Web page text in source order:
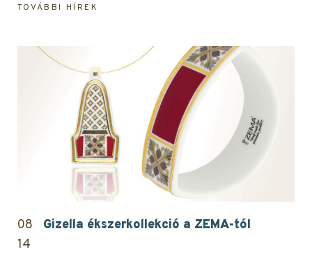
TOVÁBBI HÍREK
08
14
Gizella ékszerkollekció a ZEMA-tól